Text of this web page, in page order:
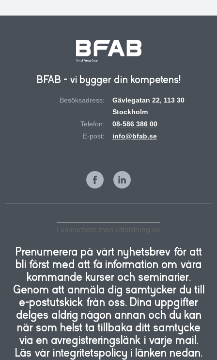
BFAB - vi bygger din kompetens!
Besöksadress:
Gävlegatan 22, 113 30
Stockholm
Telefon:
08-586 386 00
E-post:
info@bfab.se
I samarbete med utbildning.se
Prenumerera på vårt nyhetsbrev för att
bli först med att få information om våra
kommande kurser och seminarier.
Genom att anmäla dig samtycker du till
e-postutskick från oss. Dina uppgifter
delges aldrig någon annan och du kan
när som helst ta tillbaka ditt samtycke
via en avregistreringslänk i varje mail.
Läs vår integritetspolicy i länken nedan.